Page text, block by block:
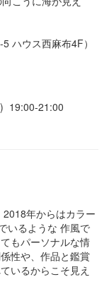
ハウス西麻布4F）
19:00-21:00
年からはカラー
いるような 作風で
もパーソナルな情
性や、作品と鑑賞
いるからこそ見え